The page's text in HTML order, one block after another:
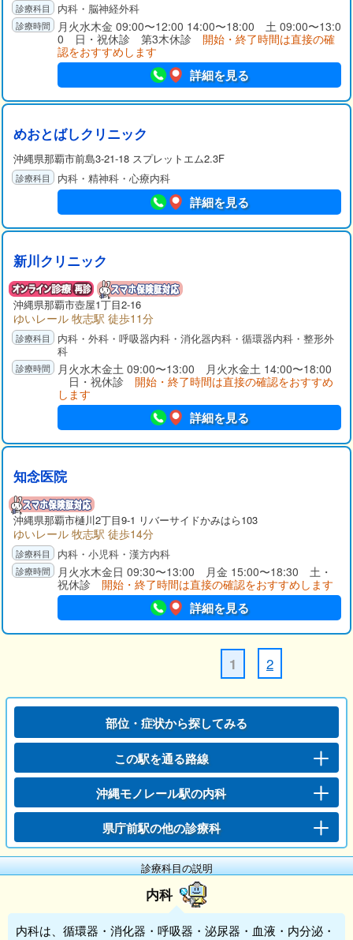
内科・脳神経外科
月火水木金 09:00〜12:00 14:00〜18:00 土 09:00〜13:0
0 日・祝休診 第3木休診 開始・終了時間は直接の確
認をおすすめします
詳細を見る
めおとばしクリニック
沖縄県那覇市前島3-21-18 スプレットエム2.3F
内科・精神科・心療内科
詳細を見る
新川クリニック
沖縄県那覇市壺屋1丁目2-16
ゆいレール 牧志駅 徒歩11分
内科・外科・呼吸器内科・消化器内科・循環器内科・整形外
科
月火水木金土 09:00〜13:00 月火水金土 14:00〜18:00
日・祝休診 開始・終了時間は直接の確認をおすすめ
します
詳細を見る
知念医院
沖縄県那覇市樋川2丁目9-1 リバーサイドかみはら103
ゆいレール 牧志駅 徒歩14分
内科・小児科・漢方内科
月火水木金日 09:30〜13:00 月金 15:00〜18:30 土・
祝休診 開始・終了時間は直接の確認をおすすめします
詳細を見る
1 2
部位・症状から探してみる
この駅を通る路線
沖縄モノレール駅の内科
県庁前駅の他の診療科
診療科目の説明
内科
内科は、循環器・消化器・呼吸器・泌尿器・血液・内分泌・